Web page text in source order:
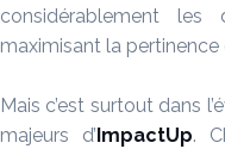
considérablement
maximisant la pertinence
Mais c’est surtout dans
majeurs d’ ImpactUp.